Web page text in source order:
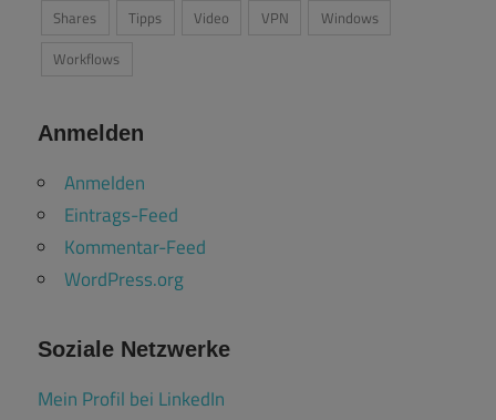
Shares
Tipps Video VPN
Windows
Workflows
Anmelden
Anmelden
Eintrags-Feed
Kommentar-Feed
WordPress.org
Soziale Netzwerke
Mein Profil bei LinkedIn